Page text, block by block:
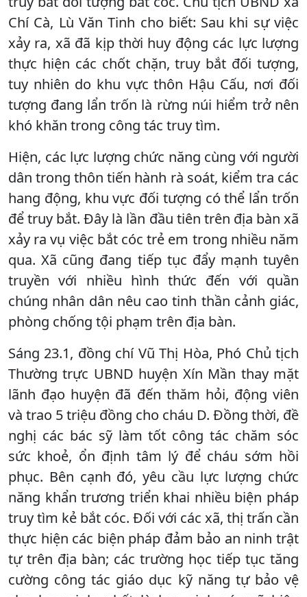
Chí Cà, Lù Văn Tinh cho biết: Sau khi sự việc
xảy ra, xã đã kịp thời huy động các lực lượng
thực hiện các chốt chặn, truy bắt đối tượng,
tuy nhiên do khu vực thôn Hậu Cấu, nơi đối
tượng đang lẩn trốn là rừng núi hiểm trở nên
khó khăn trong công tác truy tìm.
Hiện, các lực lượng chức năng cùng với người
dân trong thôn tiến hành rà soát, kiểm tra các
hang động, khu vực đối tượng có thể lẩn trốn
để truy bắt. Đây là lần đầu tiên trên địa bàn xã
xảy ra vụ việc bắt cóc trẻ em trong nhiều năm
qua. Xã cũng đang tiếp tục đẩy mạnh tuyên
truyền với nhiều hình thức đến với quần
chúng nhân dân nêu cao tinh thần cảnh giác,
phòng chống tội phạm trên địa bàn.
Sáng 23.1, đồng chí Vũ Thị Hòa, Phó Chủ tịch
Thường trực UBND huyện Xín Mần thay mặt
lãnh đạo huyện đã đến thăm hỏi, động viên
và trao 5 triệu đồng cho cháu D. Đồng thời, đề
nghị các bác sỹ làm tốt công tác chăm sóc
sức khoẻ, ổn định tâm lý để cháu sớm hồi
phục. Bên cạnh đó, yêu cầu lực lượng chức
năng khẩn trương triển khai nhiều biện pháp
truy tìm kẻ bắt cóc. Đối với các xã, thị trấn cần
thực hiện các biện pháp đảm bảo an ninh trật
tự trên địa bàn; các trường học tiếp tục tăng
cường công tác giáo dục kỹ năng tự bảo vệ